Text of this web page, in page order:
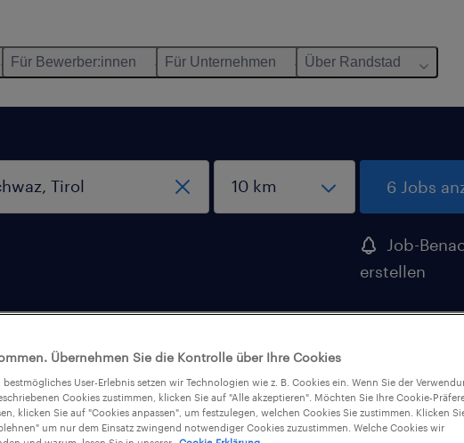
Für Bewerber:innen Für Unternehmen Über Randstad
6 Jobs
Job-
erstellen
in Schwaz, Tirol
Gehalt
Übernehmen Sie die Kontrolle über Ihre Cookies
bestmögliches User-Erlebnis setzen wir Technologien wie z. B. Cookies ein. Wenn Sie der
Cookies zustimmen, klicken Sie auf "Alle akzeptieren". Möchten Sie Ihre Cookie-
klicken Sie auf "Cookies anpassen", um festzulegen, welchen Cookies Sie zustimmen. Klicken
um nur dem Einsatz zwingend notwendiger Cookies zuzustimmen. Welche Cookies wir